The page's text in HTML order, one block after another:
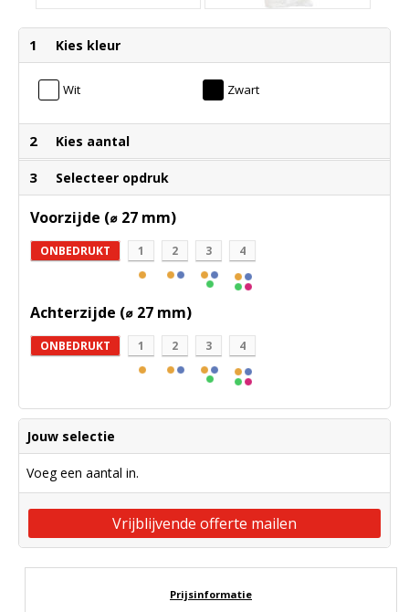
1 Kies kleur
Wit Zwart
2 Kies aantal
3 Selecteer opdruk
Voorzijde (⌀ 27 mm)
ONBEDRUKT 1 2 3 4
Achterzijde (⌀ 27 mm)
ONBEDRUKT 1 2 3 4
Jouw selectie
Voeg een aantal in.
Vrijblijvende offerte mailen
Prijsinformatie